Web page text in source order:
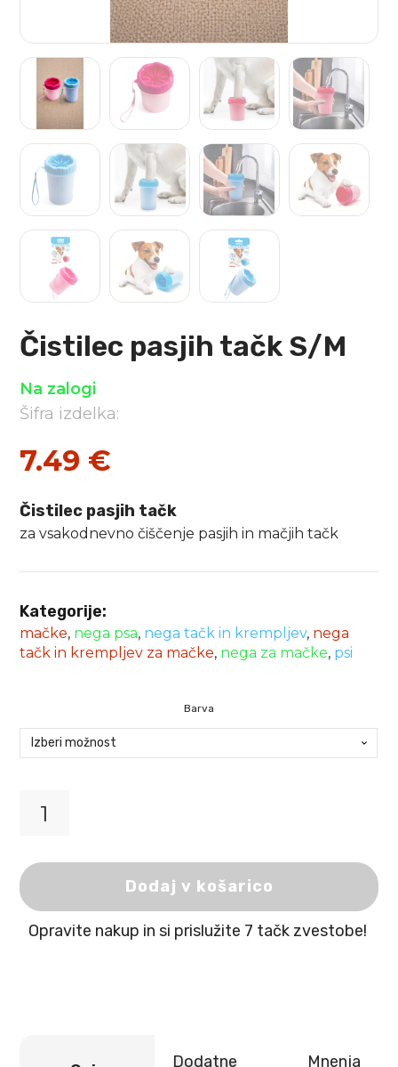
Čistilec pasjih tačk S/M
Na zalogi
Šifra izdelka:
7.49 €
Čistilec pasjih tačk
za vsakodnevno čiščenje pasjih in mačjih tačk
Kategorije:
mačke, nega psa, nega tačk in krempljev, nega
tačk in krempljev za mačke, nega za mačke, psi
Barva
tačk
S/M
količina
Dodaj v košarico
Opravite nakup in si prislužite 7 tačk zvestobe!
Dodatne
Mnenja